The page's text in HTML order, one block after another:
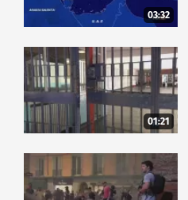
03:32
01:21